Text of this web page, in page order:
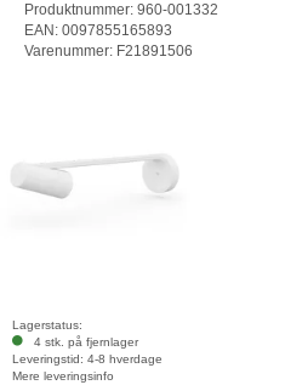
Produktnummer: 960-001332
EAN: 0097855165893
Varenummer: F21891506
Lagerstatus:
4 stk. på fjernlager
Leveringstid: 4-8 hverdage
Mere leveringsinfo